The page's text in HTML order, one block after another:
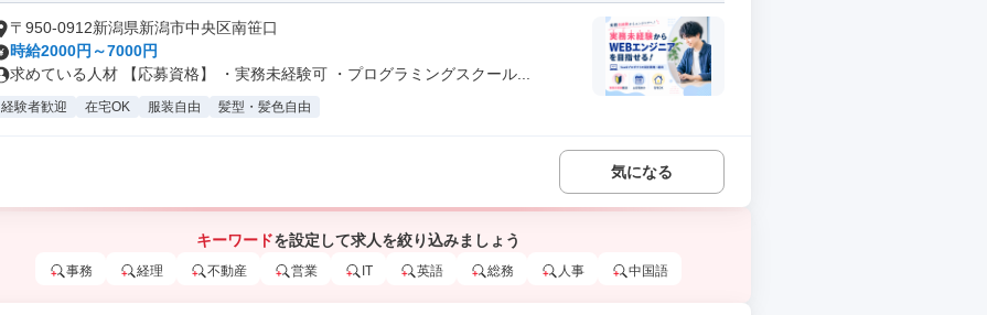
〒950-0912新潟県新潟市中央区南笹口
時給2000円～7000円
求めている人材 【応募資格】 ・実務未経験可 ・プログラミングスクール...
経験者歓迎 在宅OK 服装自由 髪型・髪色自由
気になる
キーワードを設定して求人を絞り込みましょう
事務 経理 不動産 営業 IT 英語 総務 人事 中国語